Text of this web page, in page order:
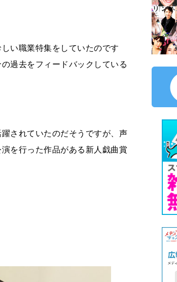
い職業特集をしていたのです
過去をフィードバックしている
されていたのだそうですが、声
を行った作品がある新人戯曲賞